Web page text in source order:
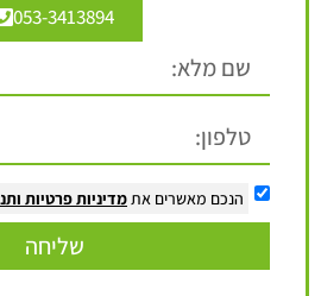
053-3413894
הנכם מאשרים את מדיניות פרטיות
שליחה